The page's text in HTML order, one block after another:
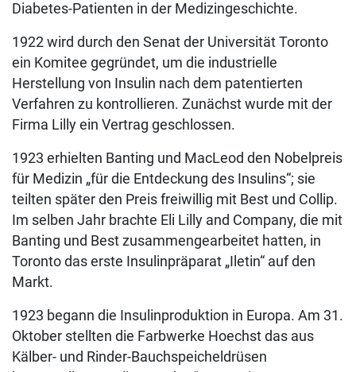
Diabetes-Patienten in der Medizingeschichte.
1922 wird durch den Senat der Universität Toronto
ein Komitee gegründet, um die industrielle
Herstellung von Insulin nach dem patentierten
Verfahren zu kontrollieren. Zunächst wurde mit der
Firma Lilly ein Vertrag geschlossen.
1923 erhielten Banting und MacLeod den Nobelpreis
für Medizin „für die Entdeckung des Insulins“; sie
teilten später den Preis freiwillig mit Best und Collip.
Im selben Jahr brachte Eli Lilly and Company, die mit
Banting und Best zusammengearbeitet hatten, in
Toronto das erste Insulinpräparat „Iletin“ auf den
Markt.
1923 begann die Insulinproduktion in Europa. Am 31.
Oktober stellten die Farbwerke Hoechst das aus
Kälber- und Rinder-Bauchspeicheldrüsen